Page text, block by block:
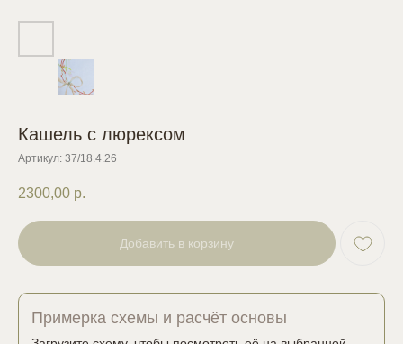
Кашель с люрексом
Артикул: 37/18.4.26
2300,00 р.
Добавить в корзину
Примерка схемы и расчёт основы